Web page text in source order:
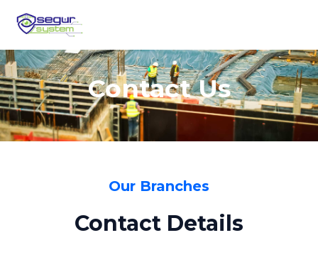
contenido
Contact Us
Our Branches
Contact Details